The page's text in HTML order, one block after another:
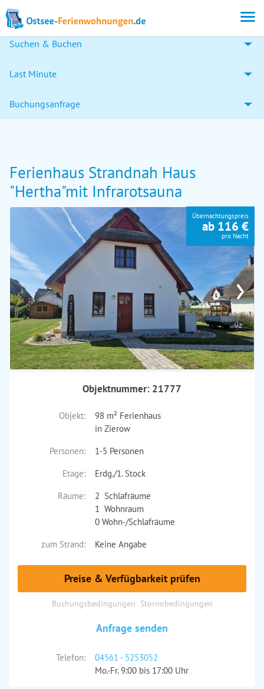
Suchen & Buchen
Last Minute
Buchungsanfrage
Ferienhaus Strandnah Haus
"Hertha"mit Infrarotsauna
›
Übernachtungspreis
ab 116 €
pro Nacht
Objektnummer: 21777
Objekt:
98 m² Ferienhaus
in Zierow
Personen:
1-5 Personen
Etage:
Erdg./1. Stock
Räume:
2 Schlafräume
1 Wohnraum
0 Wohn-/Schlafräume
zum Strand:
Keine Angabe
Preise & Verfügbarkeit prüfen
Buchungsbedingungen Stornobedingungen
Anfrage senden
Telefon:
04561 - 5253052
Mo.-Fr. 9:00 bis 17:00 Uhr